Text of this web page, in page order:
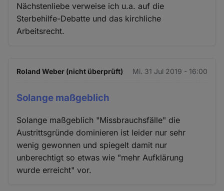
Nächstenliebe verweise ich u.a. auf die
Sterbehilfe-Debatte und das kirchliche
Arbeitsrecht.
Roland Weber (nicht überprüft) Mi. 31 Jul 2019 - 16:00
Solange maßgeblich
Solange maßgeblich "Missbrauchsfälle" die
Austrittsgründe dominieren ist leider nur sehr
wenig gewonnen und spiegelt damit nur
unberechtigt so etwas wie "mehr Aufklärung
wurde erreicht" vor.